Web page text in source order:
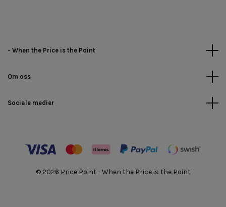
- When the Price is the Point
Om oss
Sociale medier
© 2026 Price Point - When the Price is the Point